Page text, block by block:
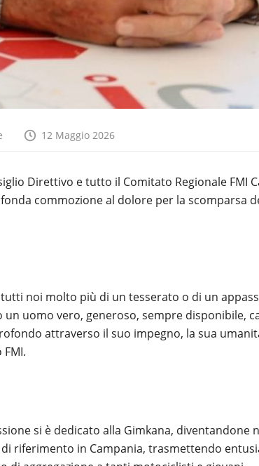
12 Maggio 2026
Direttivo e tutto il Comitato Regionale FMI
commozione al dolore per la scomparsa
noi molto più di un tesserato o di un
un uomo vero, generoso, sempre disponibile,
attraverso il suo impegno, la sua
si è dedicato alla Gimkana, diventandone
riferimento in Campania, trasmettendo